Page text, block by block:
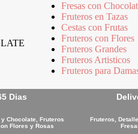
Fresas con
Fruteros en Tazas
Cestas con Frutas
Fruteros con Flores
Fruteros Grandes
Fruteros Artisticos
Fruteros para
Dias
Chocolate, Fruteros
Flores y Rosas
Fruteros,